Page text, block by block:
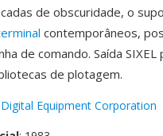
de obscuridade, o
contemporâneos,
de comando. Saída
de plotagem.
Digital Equipment Corporation